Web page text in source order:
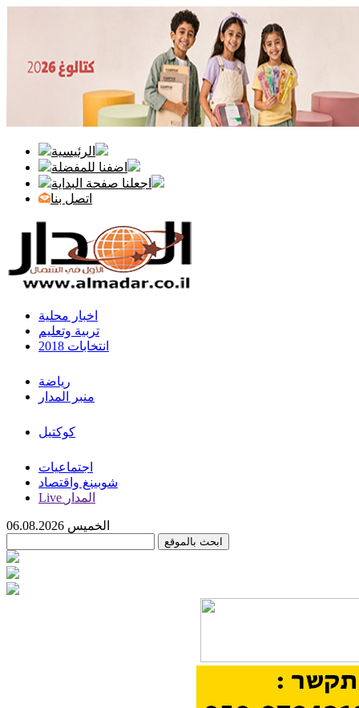
الرئيسية
اضفنا للمفضلة
اجعلنا صفحة البداية
اتصل بنا
اخبار محلية
تربية وتعليم
انتخابات 2018
رياضة
منبر المدار
كوكتيل
اجتماعيات
شوبينغ واقتصاد
Live المدار